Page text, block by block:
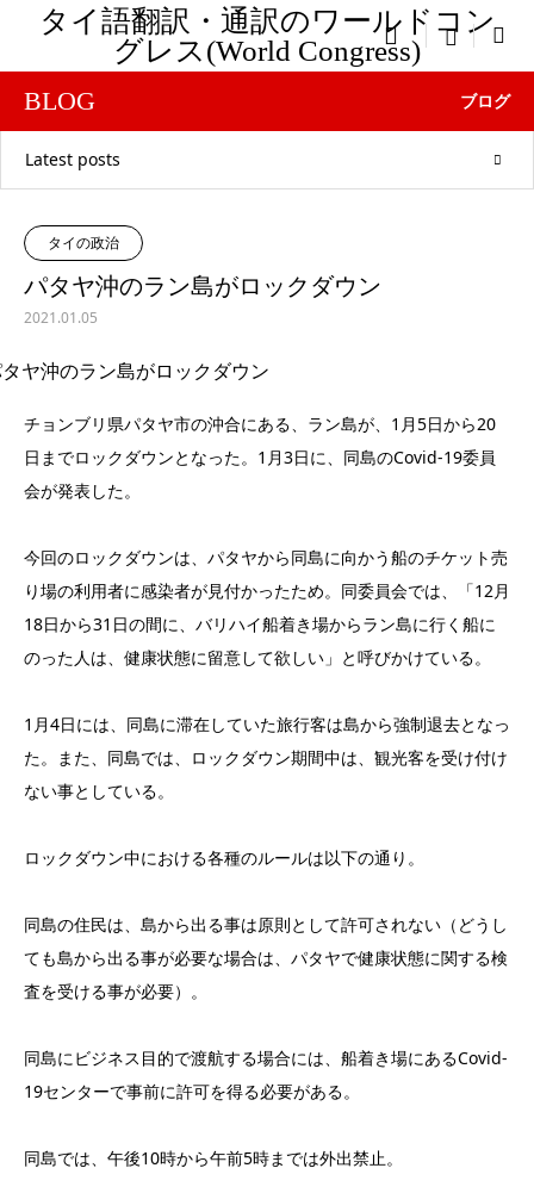
タイ語翻訳・通訳のワールドコン
グレス(World Congress)
 menu
BLOG ブログ
Latest posts
タイの政治
パタヤ沖のラン島がロックダウン
2021.01.05
チョンブリ県パタヤ市の沖合にある、ラン島が、1月5日から20
日までロックダウンとなった。1月3日に、同島のCovid-19委員
会が発表した。
今回のロックダウンは、パタヤから同島に向かう船のチケット売
り場の利用者に感染者が見付かったため。同委員会では、「12月
18日から31日の間に、バリハイ船着き場からラン島に行く船に
のった人は、健康状態に留意して欲しい」と呼びかけている。
1月4日には、同島に滞在していた旅行客は島から強制退去となっ
た。また、同島では、ロックダウン期間中は、観光客を受け付け
ない事としている。
ロックダウン中における各種のルールは以下の通り。
同島の住民は、島から出る事は原則として許可されない（どうし
ても島から出る事が必要な場合は、パタヤで健康状態に関する検
査を受ける事が必要）。
同島にビジネス目的で渡航する場合には、船着き場にあるCovid-
19センターで事前に許可を得る必要がある。
同島では、午後10時から午前5時までは外出禁止。